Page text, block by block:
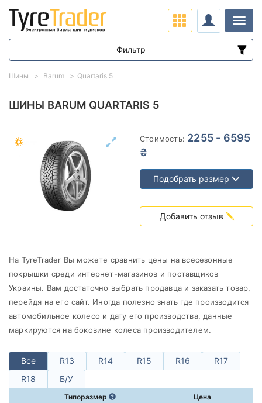
ШИНЫ BARUM QUARTARIS 5
Стоимость: 2255 - 6595
₴
Подобрать размер
Добавить отзыв
На TyreTrader Вы можете сравнить цены на всесезонные
покрышки среди интернет-магазинов и поставщиков
Украины. Вам достаточно выбрать продавца и заказать товар,
перейдя на его сайт. Иногда полезно знать где производится
автомобильное колесо и дату его производства, данные
маркируются на боковине колеса производителем.
Все R13 R14 R15 R16
R17
R18
Б/У
Типоразмер Цена
Шины Barum Quartaris 5
Фильтр
Диапазон цен
Barum
Все бренды
Тип транспортного средства
Усиленная шина
Сбросить